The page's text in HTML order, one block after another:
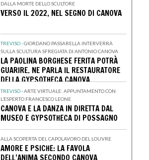
DALLA MORTE DELLO SCULTORE
VERSO IL 2022, NEL SEGNO DI CANOVA
TREVISO -GIORDANO PASSARELLA INTERVERRÀ
SULLA SCULTURA SFREGIATA DI ANTONIO CANOVA
LA PAOLINA BORGHESE FERITA POTRÀ
GUARIRE. NE PARLA IL RESTAURATORE
DELLA GYPSOTHECA CANOVA
TREVISO -ARTE VIRTUALE: APPUNTAMENTO CON
L’ESPERTO FRANCESCO LEONE
CANOVA E LA DANZA IN DIRETTA DAL
MUSEO E GYPSOTHECA DI POSSAGNO
ALLA SCOPERTA DEL CAPOLAVORO DEL LOUVRE
AMORE E PSICHE: LA FAVOLA
DELL’ANIMA SECONDO CANOVA